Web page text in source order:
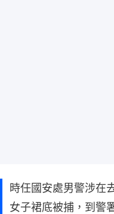
時任國安處男警涉在
女子裙底被捕，到警